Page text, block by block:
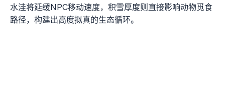
水洼将延缓NPC移动速度，积雪厚度则直接影响动物觅食
路径，构建出高度拟真的生态循环。